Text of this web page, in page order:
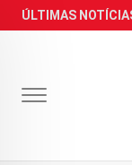
Skip
to
ÚLTIMAS